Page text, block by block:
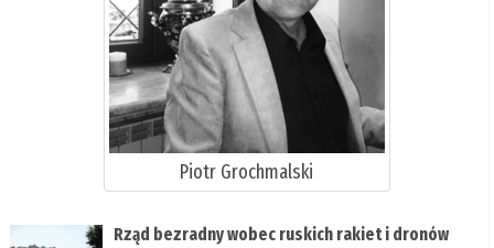
Piotr Grochmalski
Rząd bezradny wobec ruskich rakiet i dronów